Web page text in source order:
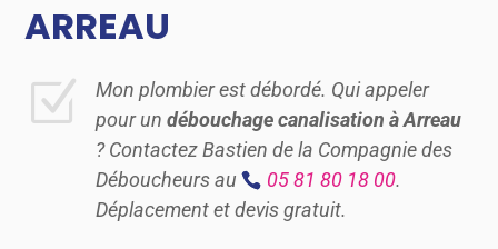
ARREAU
Z
Mon plombier est débordé. Qui appeler
pour un débouchage canalisation à Arreau
? Contactez Bastien de la Compagnie des
Déboucheurs au
05 81 80 18 00.
Déplacement et devis gratuit.